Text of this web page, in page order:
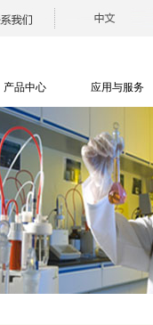
产品中心 应用与服务